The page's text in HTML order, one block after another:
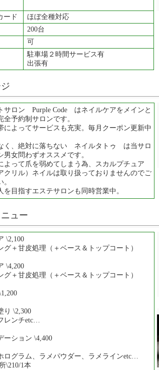
ード
ほぼ全種対応
200台
可
駐車場２時間サービス有
出張有
サロン Purple Code はネイルケアをメインと
全予約制サロンです。
によってサービスも充実。毎月クーポン更新中
く、絶対に落ちない ネイルタトゥ は当サロ
男女問わずオススメです。
よって爪を弱めてしまう為、スカルプチュア
クリル）ネイルは取り扱っておりませんのでご
を目指すエステサロンも同時営業中。
ュー
\2,100
＋甘皮処理（＋ベース＆トップコート）
\4,200
＋甘皮処理（＋ベース＆トップコート）
り \2,300
レンチetc…
ション \4,400
ログラム、ラメパウダー、ラメラインetc…
\210/1本